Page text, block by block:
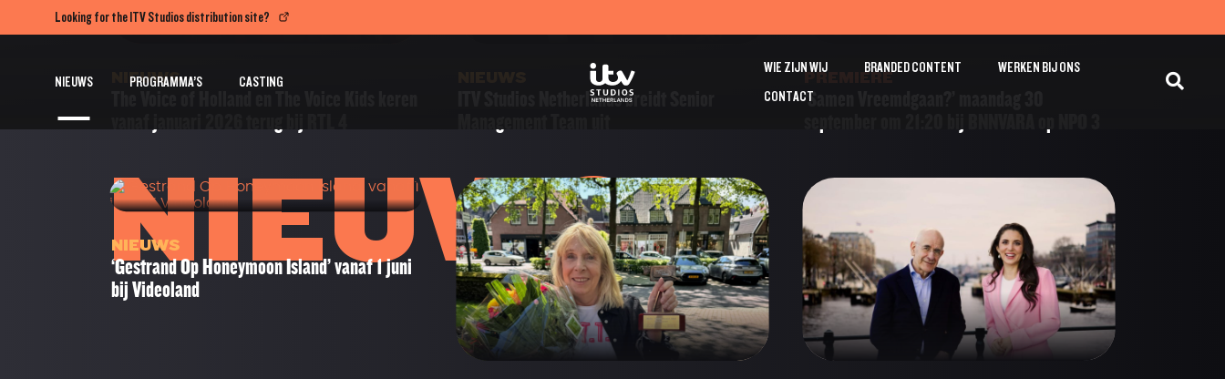
Looking for the ITV Studios distribution site?
NIEUWS PROGRAMMA’S CASTING
WIE ZIJN WIJ BRANDED CONTENT
WERKEN BIJ ONS
CONTACT
NIEUWS
NIEUWS
ITV Studios Netherlands breidt Senior
PREMIERE
‘Samen Vreemdgaan?’ maandag 30
NIEUWS
‘Gestrand Op Honeymoon Island’ vanaf 1 juni
bij Videoland